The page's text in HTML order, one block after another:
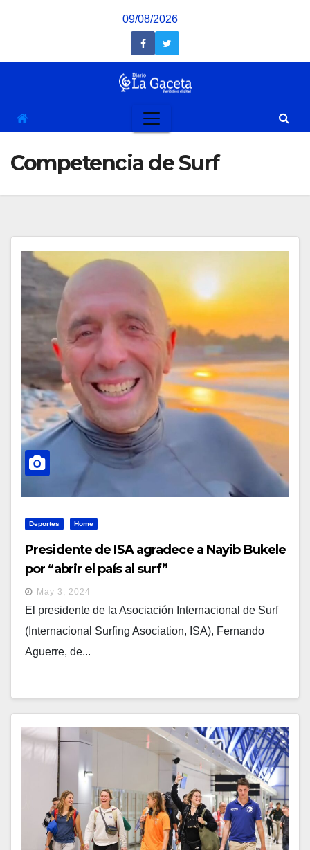
09/08/2026
Competencia de Surf
Deportes Home
Presidente de ISA agradece a Nayib Bukele
por “abrir el país al surf”
May 3, 2024
El presidente de la Asociación Internacional de Surf
(Internacional Surfing Asociation, ISA), Fernando
Aguerre, de...